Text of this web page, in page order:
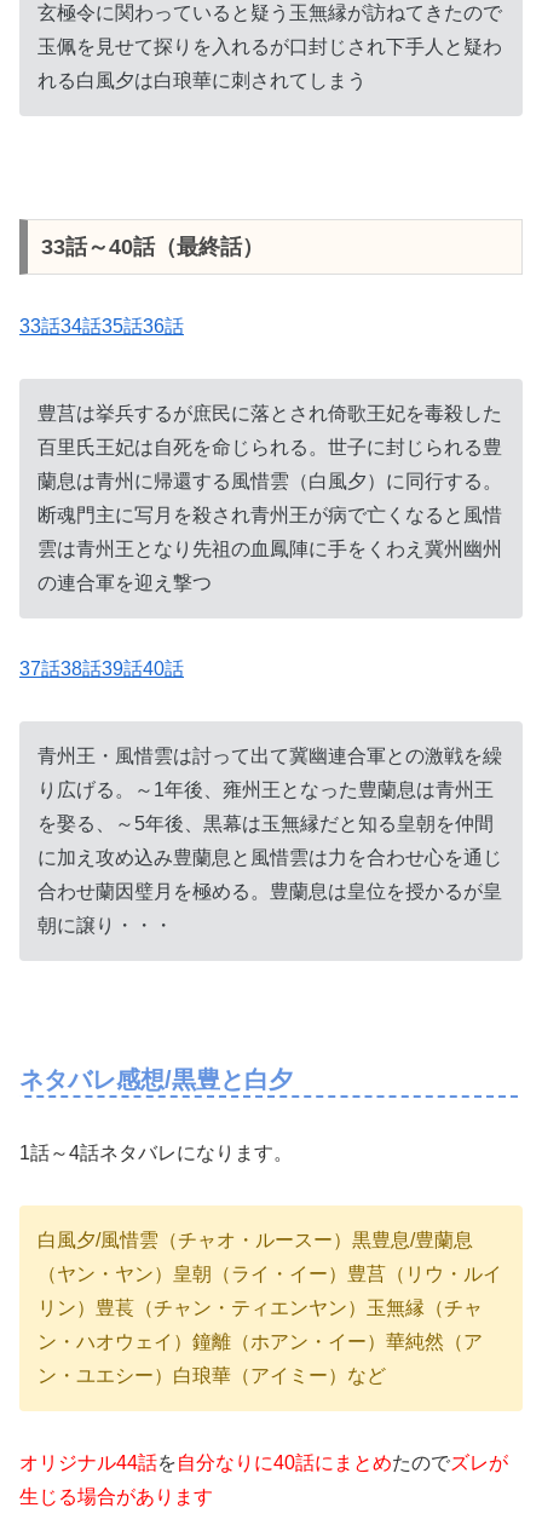
玄極令に関わっていると疑う玉無縁が訪ねてきたので
玉佩を見せて探りを入れるが口封じされ下手人と疑わ
れる白風夕は白琅華に刺されてしまう
33話～40話（最終話）
33話34話35話36話
豊莒は挙兵するが庶民に落とされ倚歌王妃を毒殺した
百里氏王妃は自死を命じられる。世子に封じられる豊
蘭息は青州に帰還する風惜雲（白風夕）に同行する。
断魂門主に写月を殺され青州王が病で亡くなると風惜
雲は青州王となり先祖の血鳳陣に手をくわえ冀州幽州
の連合軍を迎え撃つ
37話38話39話40話
青州王・風惜雲は討って出て冀幽連合軍との激戦を繰
り広げる。～1年後、雍州王となった豊蘭息は青州王
を娶る、～5年後、黒幕は玉無縁だと知る皇朝を仲間
に加え攻め込み豊蘭息と風惜雲は力を合わせ心を通じ
合わせ蘭因璧月を極める。豊蘭息は皇位を授かるが皇
朝に譲り・・・
ネタバレ感想/黒豊と白夕
1話～4話ネタバレになります。
白風夕/風惜雲（チャオ・ルースー）黒豊息/豊蘭息
（ヤン・ヤン）皇朝（ライ・イー）豊莒（リウ・ルイ
リン）豊萇（チャン・ティエンヤン）玉無縁（チャ
ン・ハオウェイ）鐘離（ホアン・イー）華純然（ア
ン・ユエシー）白琅華（アイミー）など
オリジナル44話を自分なりに40話にまとめたのでズレが
生じる場合があります